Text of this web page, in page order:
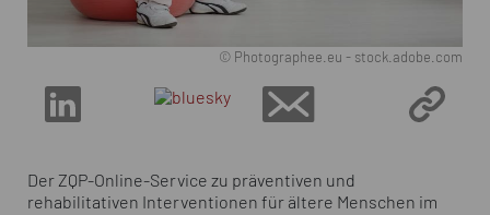
© Photographee.eu - stock.adobe.com
Der ZQP-Online-Service zu präventiven und
rehabilitativen Interventionen für ältere Menschen im